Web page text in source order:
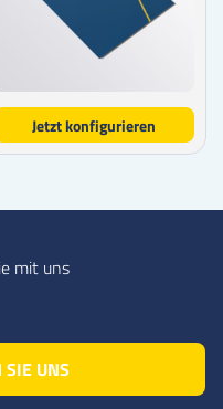
Jetzt konfigurieren
mit uns
SIE UNS